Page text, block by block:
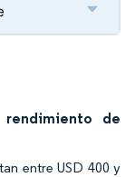
de
entre USD 400 y